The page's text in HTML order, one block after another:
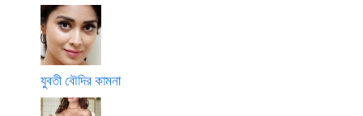
যুবতী বৌদির কামনা